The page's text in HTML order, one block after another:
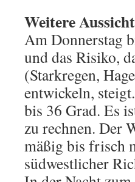
Weitere
Am Donnerstag
und das Risiko,
(Starkregen,
entwickeln,
bis 36 Grad. Es
zu rechnen. Der
mäßig bis frisch
südwestlicher